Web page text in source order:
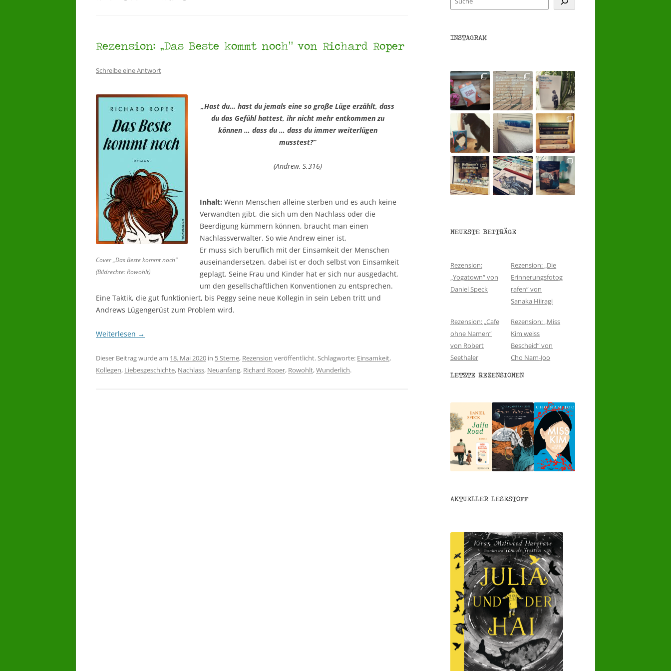
Rezension: „Das Beste kommt noch“ von Richard Roper
Schreibe eine Antwort
Cover „Das Beste kommt noch“
(Bildrechte: Rowohlt)
„Hast du… hast du jemals eine so große Lüge erzählt, dass
du das Gefühl hattest, ihr nicht mehr entkommen zu
können … dass du … dass du immer weiterlügen
musstest?“
(Andrew, S.316)
Inhalt: Wenn Menschen alleine sterben und es auch keine
Verwandten gibt, die sich um den Nachlass oder die
Beerdigung kümmern können, braucht man einen
Nachlassverwalter. So wie Andrew einer ist.
Er muss sich beruflich mit der Einsamkeit der Menschen
auseinandersetzen, dabei ist er doch selbst von Einsamkeit
geplagt. Seine Frau und Kinder hat er sich nur ausgedacht,
um den gesellschaftlichen Konventionen zu entsprechen.
Eine Taktik, die gut funktioniert, bis Peggy seine neue Kollegin in sein Leben tritt und
Andrews Lügengerüst zum Problem wird.
Weiterlesen →
Dieser Beitrag wurde am 18. Mai 2020 in 5 Sterne, Rezension veröffentlicht. Schlagworte: Einsamkeit,
Kollegen, Liebesgeschichte, Nachlass, Neuanfang, Richard Roper, Rowohlt,Wunderlich.
INSTAGRAM
NEUESTE BEITRÄGE
Rezension:
„Yogatown“ von
Daniel Speck
Rezension: „Die
Erinnerungsfotog
rafen“ von
Sanaka Hiiragi
Rezension: „Cafe
ohne Namen“
von Robert
Seethaler
Rezension: „Miss
Kim weiss
Bescheid“ von
Cho Nam-Joo
LETZTE REZENSIONEN
AKTUELLER LESESTOFF